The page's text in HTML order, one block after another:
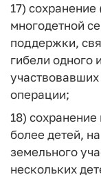
17)
многодетной
поддержки,
гибели одного
операции;
18)
более детей,
земельного
нескольких